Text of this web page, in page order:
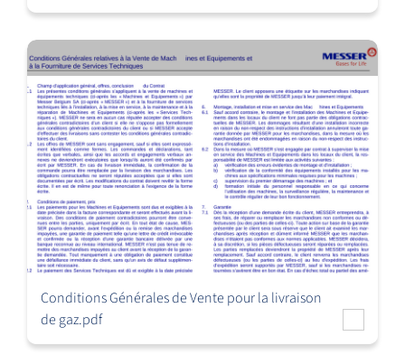
Conditions Générales de Vente pour la livraison
de gaz.pdf